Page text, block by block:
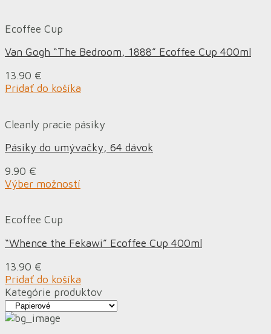
Ecoffee Cup
Van Gogh “The Bedroom, 1888” Ecoffee Cup 400ml
13.90 €
Pridať do košíka
Cleanly pracie pásiky
Pásiky do umývačky, 64 dávok
9.90 €
Výber možností
Ecoffee Cup
“Whence the Fekawi” Ecoffee Cup 400ml
13.90 €
Pridať do košíka
Kategórie produktov